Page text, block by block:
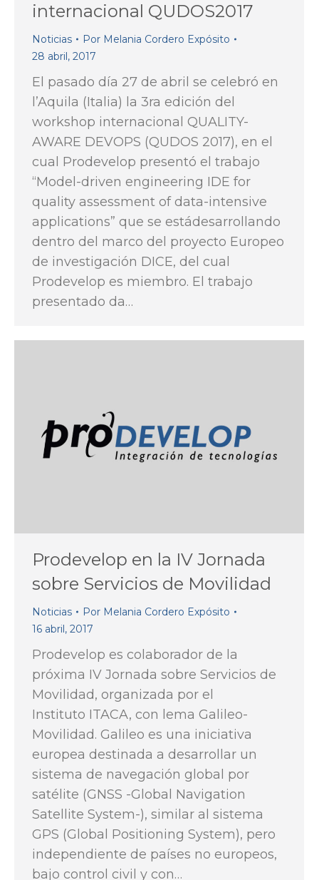
internacional QUDOS2017
Noticias Por Melania Cordero Expósito
28 abril, 2017
El pasado día 27 de abril se celebró en
l’Aquila (Italia) la 3ra edición del
workshop internacional QUALITY-
AWARE DEVOPS (QUDOS 2017), en el
cual Prodevelop presentó el trabajo
“Model-driven engineering IDE for
quality assessment of data-intensive
applications” que se estádesarrollando
dentro del marco del proyecto Europeo
de investigación DICE, del cual
Prodevelop es miembro. El trabajo
presentado da…
Prodevelop en la IV Jornada
sobre Servicios de Movilidad
Noticias Por Melania Cordero Expósito
16 abril, 2017
Prodevelop es colaborador de la
próxima IV Jornada sobre Servicios de
Movilidad, organizada por el
Instituto ITACA, con lema Galileo-
Movilidad. Galileo es una iniciativa
europea destinada a desarrollar un
sistema de navegación global por
satélite (GNSS -Global Navigation
Satellite System-), similar al sistema
GPS (Global Positioning System), pero
independiente de países no europeos,
bajo control civil y con…